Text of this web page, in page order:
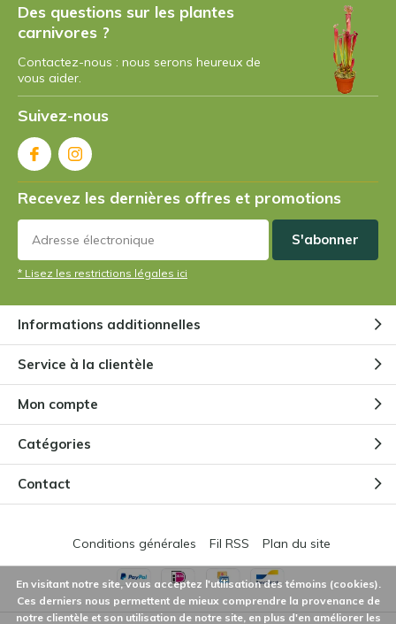
Par Niels
Quelle est la plus grande plante
végétariennes ?
ParNiels Cox
Comment fonctionne le piège à
mouches de Vénus ?
?
besoin d'une alimentation
ParNiels
Des questions sur les plantes
carnivores ?
Contactez-nous : nous serons heureux de
vous aider.
Suivez-nous
Recevez les dernières offres et promotions
S'abonner
* Lisez les restrictions légales ici
Informations additionnelles
Service à la clientèle
Mon compte
Catégories
Contact
Conditions générales Fil RSS Plan du site
En visitant notre site, vous acceptez l'utilisation des témoins (cookies).
Ces derniers nous permettent de mieux comprendre la provenance de
notre clientèle et son utilisation de notre site, en plus d'en améliorer les